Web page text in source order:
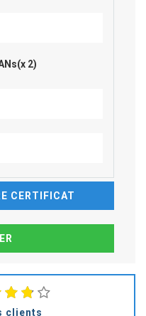
2)
CERTIFICAT
clients